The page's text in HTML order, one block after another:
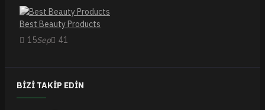
Best Beauty Products
15Sep 41
BIZI TAKIP EDIN